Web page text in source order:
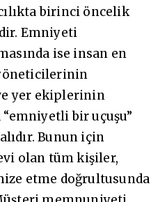
birinci öncelik
Emniyeti
ise insan en
yer ekiplerinin
bir uçuşu”
Bunun için
olan tüm kişiler,
etme doğrultusunda